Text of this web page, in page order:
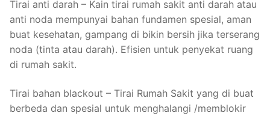
Tirai anti darah – Kain tirai rumah sakit anti darah atau
anti noda mempunyai bahan fundamen spesial, aman
buat kesehatan, gampang di bikin bersih jika terserang
noda (tinta atau darah). Efisien untuk penyekat ruang
di rumah sakit.
Tirai bahan blackout – Tirai Rumah Sakit yang di buat
berbeda dan spesial untuk menghalangi /memblokir